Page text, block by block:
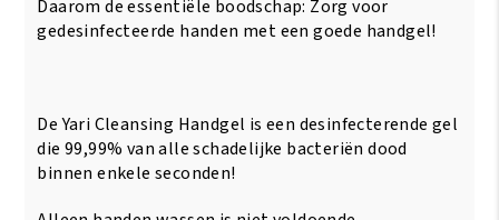
Daarom de essentiële boodschap: Zorg voor
gedesinfecteerde handen met een goede handgel!
De Yari Cleansing Handgel is een desinfecterende gel
die 99,99% van alle schadelijke bacteriën dood
binnen enkele seconden!